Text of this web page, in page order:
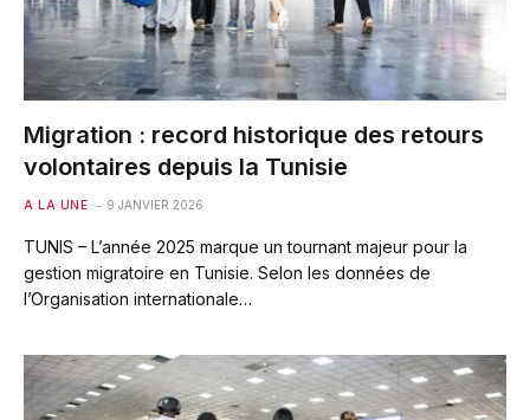
Migration : record historique des retours
volontaires depuis la Tunisie
A LA UNE 9 JANVIER 2026
TUNIS – L’année 2025 marque un tournant majeur pour la
gestion migratoire en Tunisie. Selon les données de
l’Organisation internationale…